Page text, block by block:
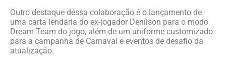
Outro destaque dessa colaboração é o lançamento de
uma carta lendária do ex-jogador Denílson para o modo
Dream Team do jogo, além de um uniforme customizado
para a campanha de Carnaval e eventos de desafio da
atualização.